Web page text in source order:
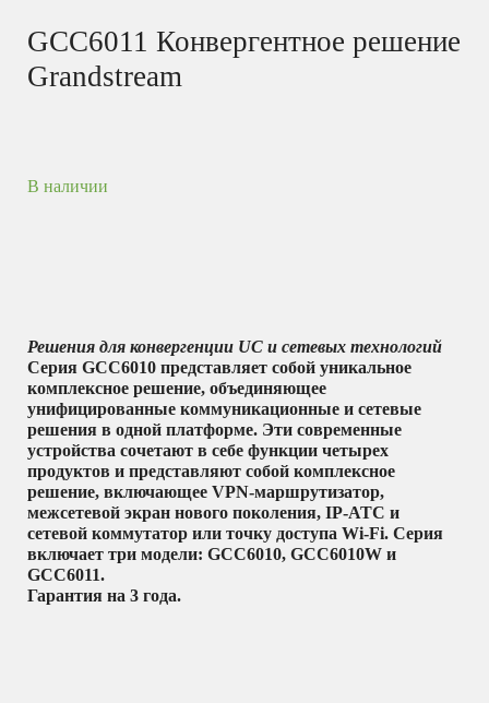
GCC6011 Конвергентное решение
Grandstream
В наличии
Решения для конвергенции UC и сетевых технологий
Серия GCC6010 представляет собой уникальное
комплексное решение, объединяющее
унифицированные коммуникационные и сетевые
решения в одной платформе. Эти современные
устройства сочетают в себе функции четырех
продуктов и представляют собой комплексное
решение, включающее VPN-маршрутизатор,
межсетевой экран нового поколения, IP-АТС и
сетевой коммутатор или точку доступа Wi-Fi. Серия
включает три модели: GCC6010, GCC6010W и
GCC6011.
Гарантия на 3 года.